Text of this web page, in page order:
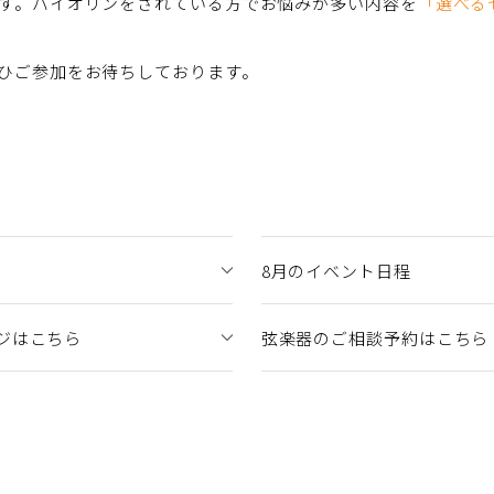
参加をお待ちしております。
8月のイベント日程
はこちら 弦楽器のご相談予約はこちら